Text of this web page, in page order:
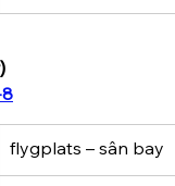
flygplats – sân bay